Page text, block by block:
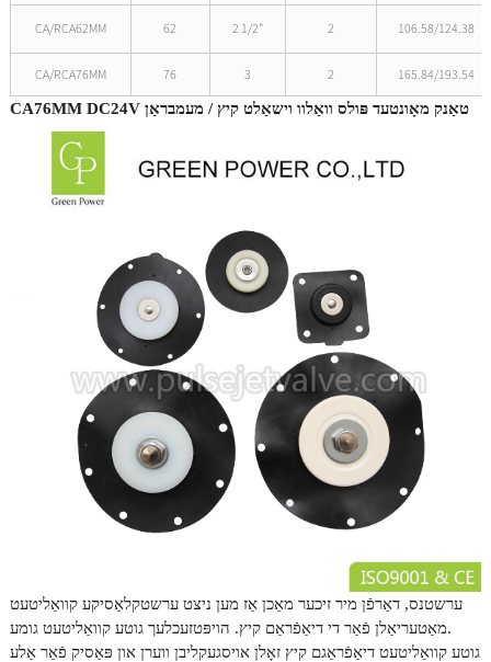
CA/RCA62MM 62 2 1/2" 2 106.58/124.38
CA/RCA76MM 76 3 2 165.84/193.54
CA76MM DC24V טאַנק מאָונטעד פּולס וואַלוו וישאַלט קיץ / מעמבראַן
ערשטנס, דאַרפֿן מיר זיכער מאַכן אַז מען ניצט ערשטקלאַסיקע קוואַליטעט
מאַטעריאַלן פֿאַר די דיאַפֿראַם קיץ. הויפּטזעכלעך גוטע קוואַליטעט גומע.
גוטע קוואַליטעט דיאַפֿראַגם קיץ זאָלן אויסגעקליבן ווערן און פּאַסיק פֿאַר אַלע